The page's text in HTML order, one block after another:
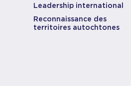
Leadership international
Reconnaissance des
territoires autochtones